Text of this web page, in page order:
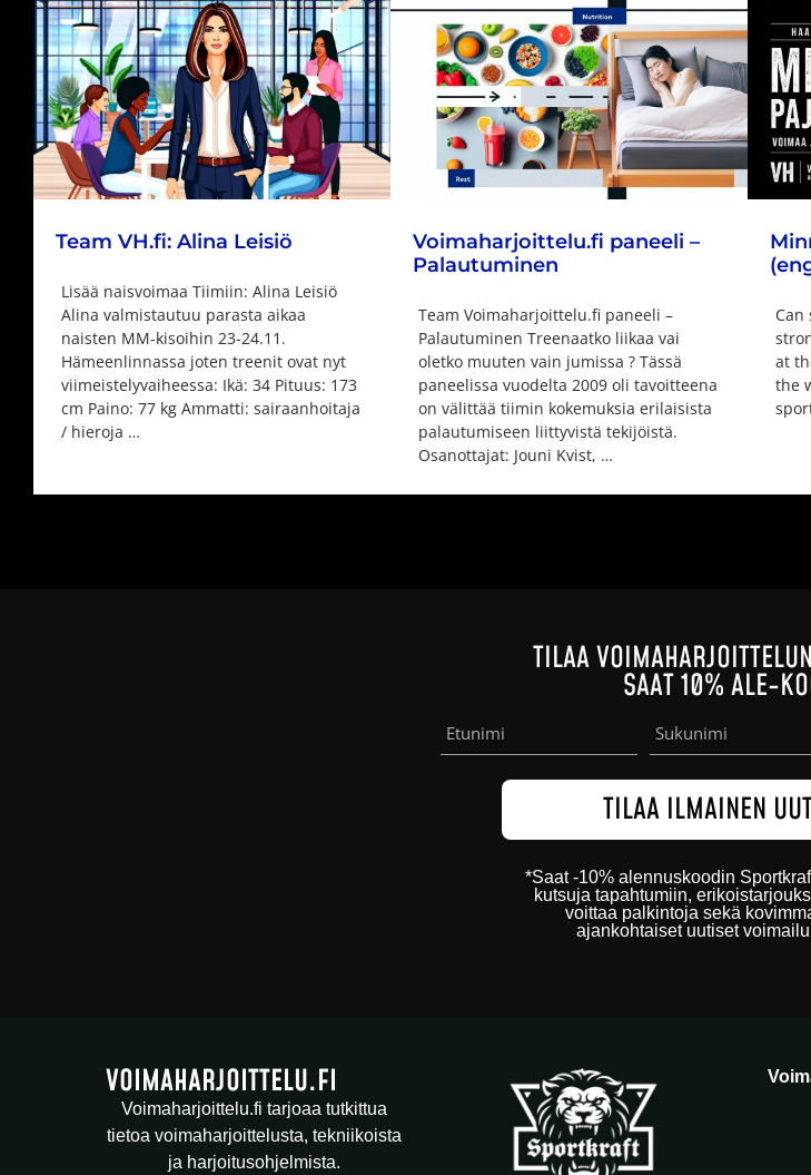
Team VH.fi: Alina Leisiö
Lisää naisvoimaa Tiimiin: Alina Leisiö
Alina valmistautuu parasta aikaa
naisten MM-kisoihin 23-24.11.
Hämeenlinnassa joten treenit ovat nyt
viimeistelyvaiheessa: Ikä: 34 Pituus: 173
cm Paino: 77 kg Ammatti: sairaanhoitaja
/ hieroja …
Voimaharjoittelu.fi paneeli –
Palautuminen
Team Voimaharjoittelu.fi paneeli –
Palautuminen Treenaatko liikaa vai
oletko muuten vain jumissa ? Tässä
paneelissa vuodelta 2009 oli tavoitteena
on välittää tiimin kokemuksia erilaisista
palautumiseen liittyvistä tekijöistä.
Osanottajat: Jouni Kvist, …
Can
at
the
TILAA
SAAT 10% ALE-
*Saat -10% alennuskoodin
kutsuja tapahtumiin,
voittaa palkintoja sekä
ajankohtaiset uutiset
VOIMAHARJOITTELU.FI
Voimaharjoittelu.fi tarjoaa tutkittua
tietoa voimaharjoittelusta, tekniikoista
ja harjoitusohjelmista.